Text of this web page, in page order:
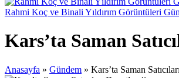
Rahmi Koç ve Binali Yıldırım Görüntüleri
Kars’ta Saman
Anasayfa » Gündem » Kars’ta Saman